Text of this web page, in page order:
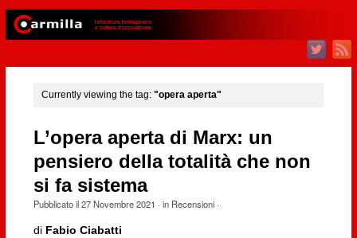
Currently viewing the tag: "opera aperta"
L’opera aperta di Marx: un
pensiero della totalità che non
si fa sistema
Pubblicato il27 Novembre 2021 · in Recensioni·
di Fabio Ciabatti